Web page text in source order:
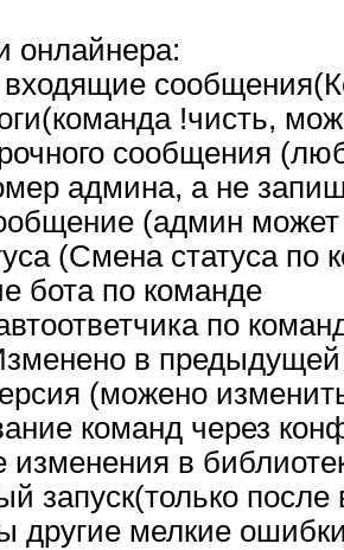
онлайнера:
входящие
!чисть,
сообщения
админа, а не
(админ
(Смена статуса по
бота по команде
по
в
(можено
команд через
в
запуск(только после
другие мелкие